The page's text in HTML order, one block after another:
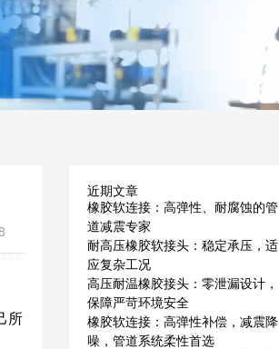
所
近期文章
橡胶软连接：高弹性、耐腐蚀的管
道减震专家
耐高压橡胶软接头：稳定承压，适
应复杂工况
高压耐温橡胶接头：零泄漏设计，
保障严苛环境安全
橡胶软连接：高弹性补偿，减震降
噪，管道系统柔性首选